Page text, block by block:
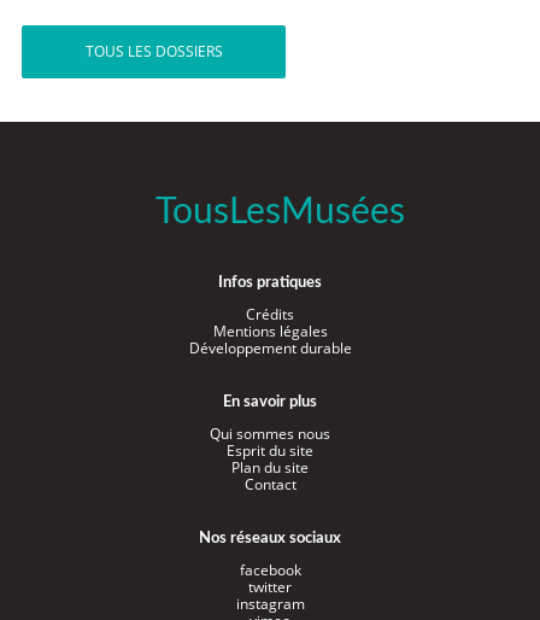
TOUS LES DOSSIERS
TousLesMusées
Infos pratiques
Crédits
Mentions légales
Développement durable
En savoir plus
Qui sommes nous
Esprit du site
Plan du site
Contact
Nos réseaux sociaux
facebook
twitter
instagram